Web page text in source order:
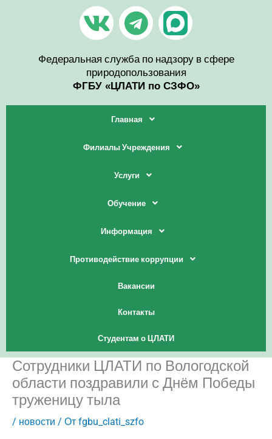
V
k
T
e
l
e
g
r
m
Федеральная служба по надзору в сфере
природопользования
ФГБУ «ЦЛАТИ по СЗФО»
Главная
Филиалы Учреждения
Услуги
Обучение
Информация
Противодействие коррупции
Вакансии
Контакты
Студентам о ЦЛАТИ
Сотрудники ЦЛАТИ по Вологодской
области поздравили с Днём Победы
труженицу тыла
/ новости / От fgbu_clati_szfo